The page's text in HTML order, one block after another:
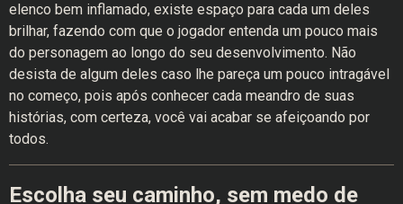
elenco bem inflamado, existe espaço para cada um deles
brilhar, fazendo com que o jogador entenda um pouco mais
do personagem ao longo do seu desenvolvimento. Não
desista de algum deles caso lhe pareça um pouco intragável
no começo, pois após conhecer cada meandro de suas
histórias, com certeza, você vai acabar se afeiçoando por
todos.
Escolha seu caminho, sem medo de